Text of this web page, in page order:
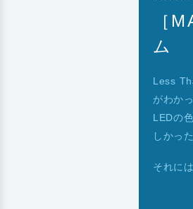
［
ム
Less
がわか
LEDの
しかっ
それに